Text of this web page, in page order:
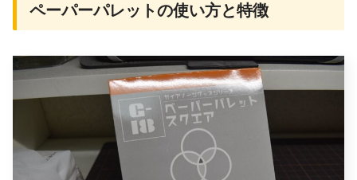
ペーパーパレットの使い方と特徴